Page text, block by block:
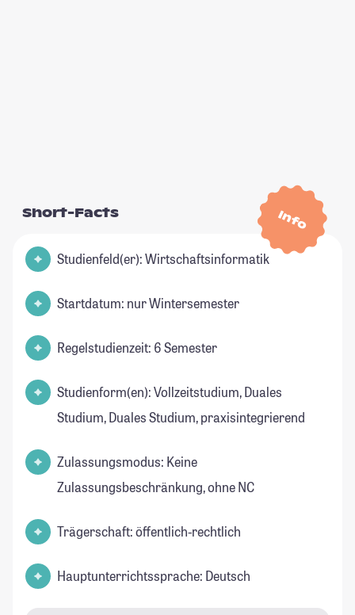
Info
Short-Facts
Studienfeld(er): Wirtschaftsinformatik
Startdatum: nur Wintersemester
Regelstudienzeit: 6 Semester
Studienform(en): Vollzeitstudium, Duales
Studium, Duales Studium, praxisintegrierend
Zulassungsmodus: Keine
Zulassungsbeschränkung, ohne NC
Trägerschaft: öffentlich-rechtlich
Hauptunterrichtssprache: Deutsch